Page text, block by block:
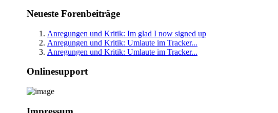
Neueste Forenbeiträge
Anregungen und Kritik: Im glad I now signed up
Anregungen und Kritik: Umlaute im Tracker...
Anregungen und Kritik: Umlaute im Tracker...
Onlinesupport